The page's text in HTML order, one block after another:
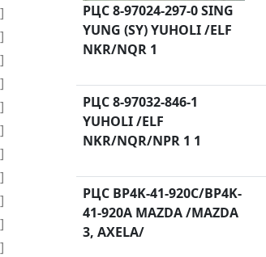
РЦС 8-97024-297-0 SING
YUNG (SY) YUHOLI /ELF
NKR/NQR 1
РЦС 8-97032-846-1
YUHOLI /ELF
NKR/NQR/NPR 1 1
РЦС BP4K-41-920C/BP4K-
41-920A MAZDA /MAZDA
3, AXELA/